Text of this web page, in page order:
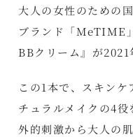
大人の女性のための
ブランド「MeTIME
BBクリーム』が2021
この1本で、スキン
チュラルメイクの4
外的刺激から大人の